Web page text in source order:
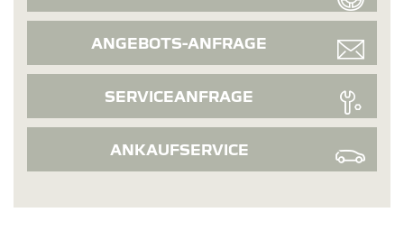
ANGEBOTS-ANFRAGE
SERVICEANFRAGE
ANKAUFSERVICE